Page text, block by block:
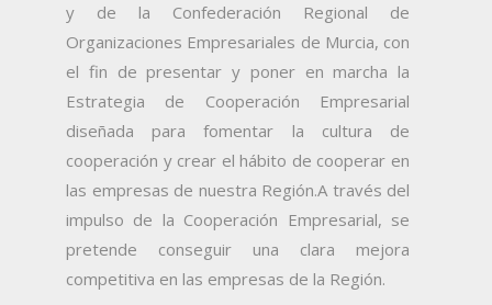
y de la Confederación Regional de
Organizaciones Empresariales de Murcia, con
el fin de presentar y poner en marcha la
Estrategia de Cooperación Empresarial
diseñada para fomentar la cultura de
cooperación y crear el hábito de cooperar en
las empresas de nuestra Región.A través del
impulso de la Cooperación Empresarial, se
pretende conseguir una clara mejora
competitiva en las empresas de la Región.